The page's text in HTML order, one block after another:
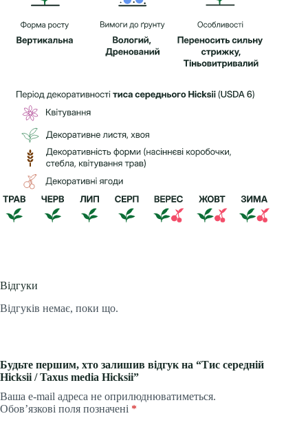
Відгуки
Відгуків немає, поки що.
Будьте першим, хто залишив відгук на “Тис середній
Hicksii / Taxus media Hicksii”
Ваша e-mail адреса не оприлюднюватиметься.
Обов’язкові поля позначені *